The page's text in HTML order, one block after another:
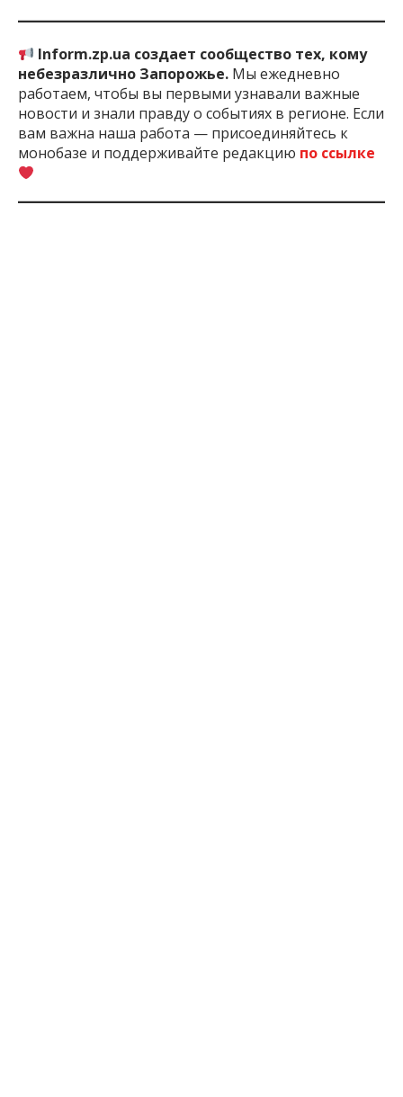
Inform.zp.ua создает сообщество тех, кому
небезразлично Запорожье. Мы ежедневно
работаем, чтобы вы первыми узнавали важные
новости и знали правду о событиях в регионе. Если
вам важна наша работа — присоединяйтесь к
монобазе и поддерживайте редакцию по ссылке